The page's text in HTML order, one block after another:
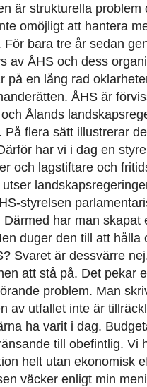
är strukturella problem
omöjligt att hantera
bara tre år sedan
av ÅHS och dess
på en lång rad
ÅHS är
Ålands
flera sätt illustrerar
har vi i dag en
och lagstiftare och
styrelsen
har man skapat
duger den till att hålla
Svaret är dessvärre
att stå på. Det pekar
problem. Man
av utfallet inte är
ha varit i dag.
till obefintlig. Vi
helt utan ekonomisk
väcker enligt min